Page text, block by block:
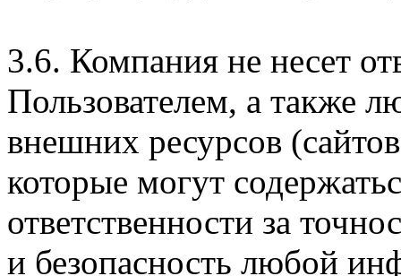
3.6. Компания не несет
Пользователем, а также
внешних ресурсов
которые могут
ответственности за
и безопасность любой